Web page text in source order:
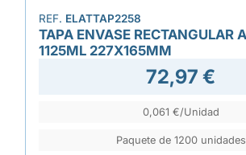
REF. ELATTAP2258
TAPA ENVASE RECTANGULAR
1125ML 227X165MM
72,97 €
0,061 €/Unidad
Paquete de 1200 unidades